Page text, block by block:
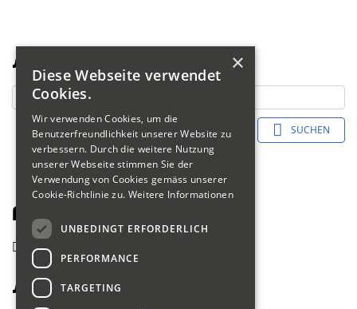
Suche
SUCHEN
Fahrerliste 2018
zurück
Schmid Freddy
×
Diese Webseite verwendet
Cookies.
Wir verwenden Cookies, um die
Benutzerfreundlichkeit unserer Website zu
verbessern. Durch die weitere Nutzung
unserer Webseite stimmen Sie der
Verwendung von Cookies gemäss unserer
Cookie-Richtlinie zu. Weitere Informationen
UNBEDINGT ERFORDERLICH
PERFORMANCE
TARGETING